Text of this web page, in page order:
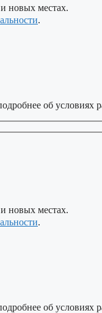
новых местах.
.
об условиях
новых местах.
.
об условиях